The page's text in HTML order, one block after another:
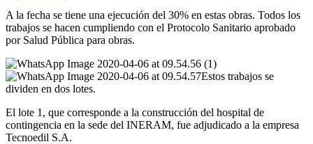
A la fecha se tiene una ejecución del 30% en estas obras. Todos los
trabajos se hacen cumpliendo con el Protocolo Sanitario aprobado
por Salud Pública para obras.
Estos trabajos se
dividen en dos lotes.
El lote 1, que corresponde a la construcción del hospital de
contingencia en la sede del INERAM, fue adjudicado a la empresa
Tecnoedil S.A.